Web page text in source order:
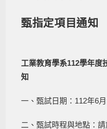
甄指定項目通知
工業教育學系112學年度
知
一、甄試日期：112年6
二、甄試時程與地點：